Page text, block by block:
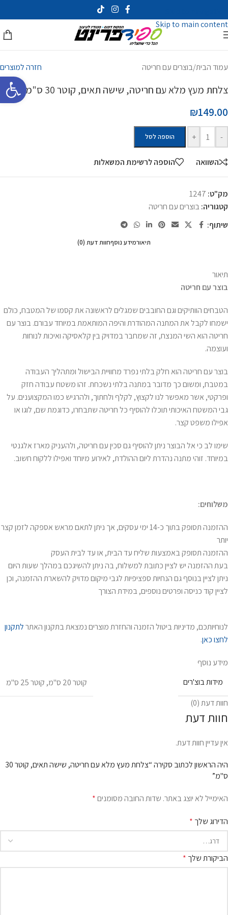
פתח
Skip to main content
עמוד הבית/בוצרים עם חריטה חזרה למוצרים
צלחת מעץ מלא עם חריטה, שישה תאים, קוטר 30 ס"מ
₪149.00
-
+ הוספה לסל
השוואה הוספה לרשימת המשאלות
מק"ט: 1247
קטגוריה: בוצרים עם חריטה
שיתוף:
תיאורמידע נוסףחוות דעת (0)
תיאור
בוצר עם חריטה
הטבחים הוותיקים וגם החובבים שמגלים לראשונה את קסמו של המטבח, כולם
ישמחו לקבל את המתנה המהודרת והיפה המותאמת במיוחד עבורם. בוצר עם
חריטה הוא השי המנצח, זה שמחבר במדויק בין קלאסיקה ואיכות לנוחות
ועוצמה.
בוצר עם חריטה הוא חלק בלתי נפרד מחוויית הבישול ומתהליך העבודה
במטבח, ומשום כך מדובר במתנה בלתי נשכחת. זהו משטח עבודה חזק
ופרקטי, אשר מאפשר לנו לקצוץ, לקלף ולחתוך, ולהרגיש כמו המקצוענים. על
גבי המשטח האיכותי תוכלו להוסיף כל חריטה שתבחרו, כדוגמת שם, לוגו או
אפילו משפט קצר.
שימו לב כי אל הבוצר ניתן להוסיף גם סכין עם חריטה, ולהעניק מארז אלגנטי
במיוחד. זוהי מתנה נהדרת ליום ההולדת, לאירוע מיוחד ואפילו ללקוח חשוב.
משלוחים:
ההזמנה תסופק בתוך כ-14 ימי עסקים, אך ניתן לתאם מראש אספקה לזמן קצר
יותר
ההזמנה תסופק באמצעות שליח עד הבית, או עד לבית העסק
בעת ההזמנה יש לציין כתובת למשלוח, בה ניתן להשיגכם במהלך שעות היום
ניתן לציין בנוסף גם הנחיות ספציפיות לגבי מיקום מדויק להשארת ההזמנה, וכן
לציין קוד כניסה ופרטים נוספים, במידת הצורך
לנוחיותכם, מדיניות ביטול הזמנה והחזרת מוצרים נמצאת בתקנון האתרלתקנון
לחצו כאן.
מידע נוסף
מידות בוצ'רים
קוטר 20 ס"מ , קוטר 25 ס"מ
חוות דעת (0)
חוות דעת
אין עדיין חוות דעת.
היה הראשון לכתוב סקירה “צלחת מעץ מלא עם חריטה, שישה תאים, קוטר 30
ס"מ”
האימייל לא יוצג באתר. שדות החובה מסומנים*
הדירוג שלך *
הביקורת שלך *